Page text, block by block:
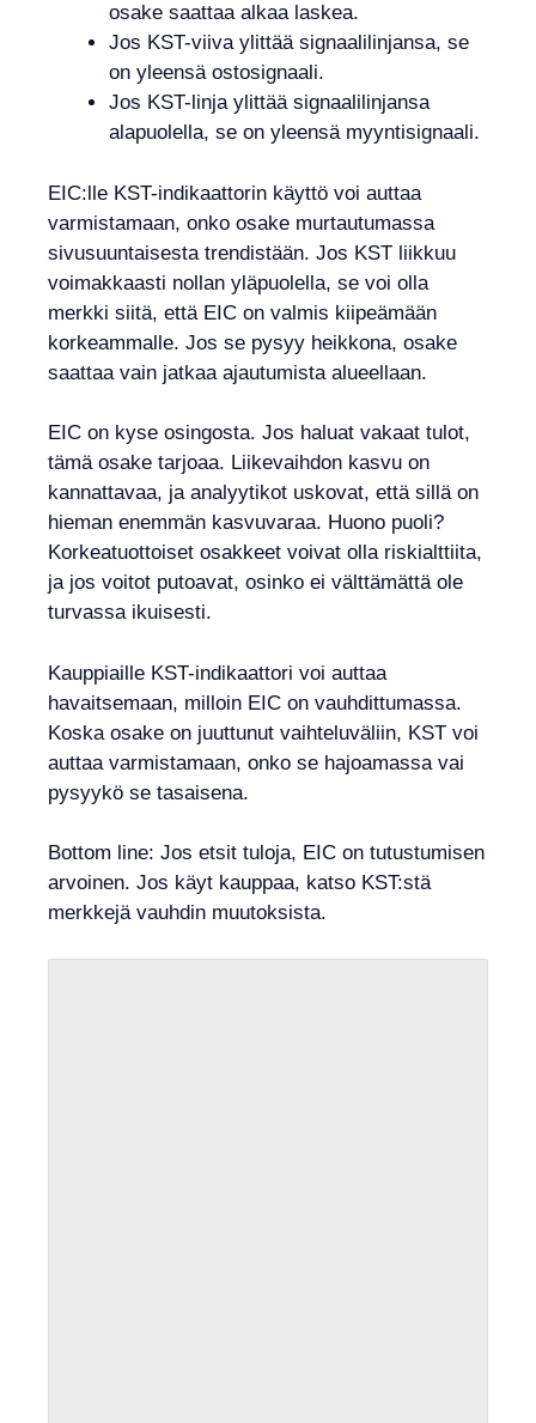
osake saattaa alkaa laskea.
Jos KST-viiva ylittää signaalilinjansa, se
on yleensä ostosignaali.
Jos KST-linja ylittää signaalilinjansa
alapuolella, se on yleensä myyntisignaali.
EIC:lle KST-indikaattorin käyttö voi auttaa
varmistamaan, onko osake murtautumassa
sivusuuntaisesta trendistään. Jos KST liikkuu
voimakkaasti nollan yläpuolella, se voi olla
merkki siitä, että EIC on valmis kiipeämään
korkeammalle. Jos se pysyy heikkona, osake
saattaa vain jatkaa ajautumista alueellaan.
EIC on kyse osingosta. Jos haluat vakaat tulot,
tämä osake tarjoaa. Liikevaihdon kasvu on
kannattavaa, ja analyytikot uskovat, että sillä on
hieman enemmän kasvuvaraa. Huono puoli?
Korkeatuottoiset osakkeet voivat olla riskialttiita,
ja jos voitot putoavat, osinko ei välttämättä ole
turvassa ikuisesti.
Kauppiaille KST-indikaattori voi auttaa
havaitsemaan, milloin EIC on vauhdittumassa.
Koska osake on juuttunut vaihteluväliin, KST voi
auttaa varmistamaan, onko se hajoamassa vai
pysyykö se tasaisena.
Bottom line: Jos etsit tuloja, EIC on tutustumisen
arvoinen. Jos käyt kauppaa, katso KST:stä
merkkejä vauhdin muutoksista.